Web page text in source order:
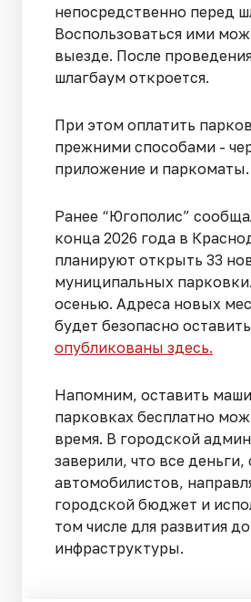
непосредственно перед
Воспользоваться ими
выезде. После
шлагбаум откроется.
При этом оплатить
прежними способами -
приложение и паркоматы.
Ранее “Югополис”
конца 2026 года в
планируют открыть 33
муниципальных
осенью. Адреса новых
будет безопасно
опубликованы здесь.
Напомним, оставить
парковках бесплатно
время. В городской
заверили, что все
автомобилистов,
городской бюджет и
том числе для развития
инфраструктуры.